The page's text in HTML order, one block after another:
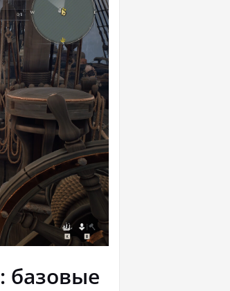
базовые